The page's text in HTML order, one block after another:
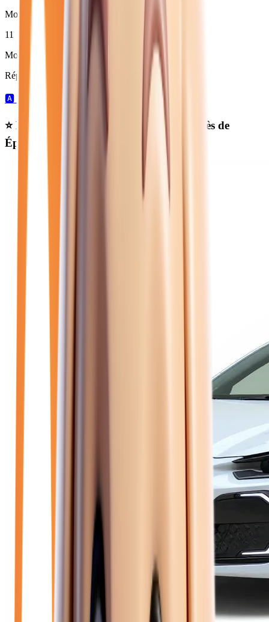
Moins de 3 ans (
11
Moins de 50 000 km
Répartition par boîte de vitesses :
🅰️
⭐ Nos meilleures offres renault essence
près de
Épernay